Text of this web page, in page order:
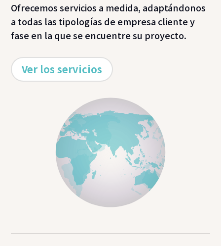
Ofrecemos servicios a medida, adaptándonos
a todas las tipologías de empresa cliente y
fase en la que se encuentre su proyecto.
Ver los servicios